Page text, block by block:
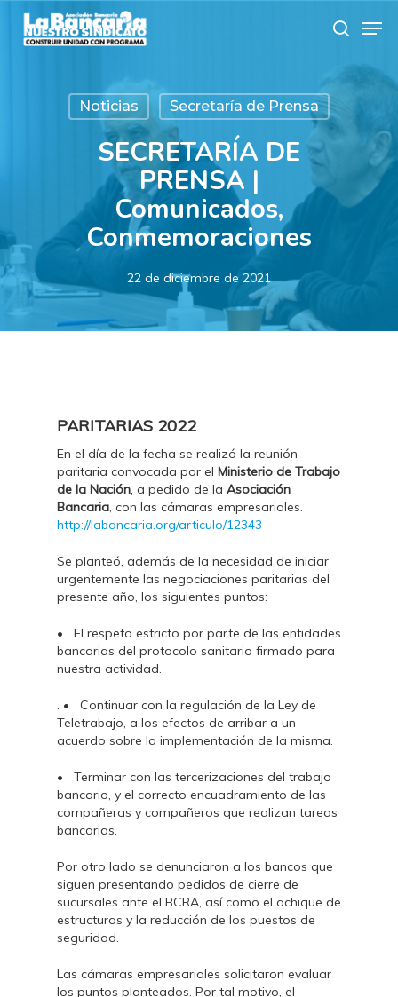
main
search
Noticias Secretaría de Prensa
SECRETARÍA DE
PRENSA |
Comunicados,
Conmemoraciones
22 de diciembre de 2021
PARITARIAS 2022
En el día de la fecha se realizó la reunión
paritaria convocada por el Ministerio de Trabajo
de la Nación, a pedido de la Asociación
Bancaria, con las cámaras empresariales.
http://labancaria.org/articulo/12343
Se planteó, además de la necesidad de iniciar
urgentemente las negociaciones paritarias del
presente año, los siguientes puntos:
• El respeto estricto por parte de las entidades
bancarias del protocolo sanitario firmado para
nuestra actividad.
. • Continuar con la regulación de la Ley de
Teletrabajo, a los efectos de arribar a un
acuerdo sobre la implementación de la misma.
• Terminar con las tercerizaciones del trabajo
bancario, y el correcto encuadramiento de las
compañeras y compañeros que realizan tareas
bancarias.
Por otro lado se denunciaron a los bancos que
siguen presentando pedidos de cierre de
sucursales ante el BCRA, así como el achique de
estructuras y la reducción de los puestos de
seguridad.
Las cámaras empresariales solicitaron evaluar
los puntos planteados. Por tal motivo, el